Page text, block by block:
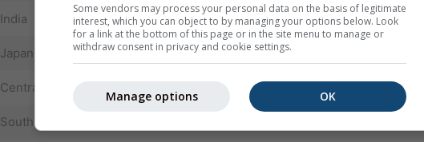
India 10.0 km 180 h 08:46 UTC
Japan East Asia 8.0 km 180 h
Central America 180 h 09:19 UTC
South Africa
Some vendors may process your personal data on the basis of legitimate
interest, which you can object to by managing your options below. Look
for a link at the bottom of this page or in the site menu to manage or
withdraw consent in privacy and cookie settings.
OK
Manage options